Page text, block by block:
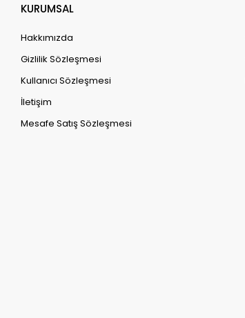
KURUMSAL
Hakkımızda
Gizlilik Sözleşmesi
Kullanıcı Sözleşmesi
İletişim
Mesafe Satış Sözleşmesi